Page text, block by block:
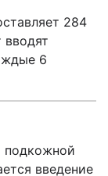
284
вводят
6
подкожной
введение